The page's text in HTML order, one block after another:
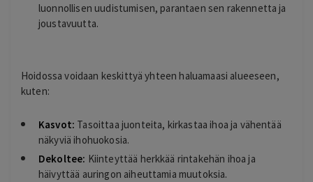
luonnollisen uudistumisen, parantaen sen rakennetta ja
joustavuutta.
Hoidossa voidaan keskittyä yhteen haluamaasi alueeseen,
kuten:
Kasvot: Tasoittaa juonteita, kirkastaa ihoa ja vähentää
näkyviä ihohuokosia.
Dekoltee: Kiinteyttää herkkää rintakehän ihoa ja
häivyttää auringon aiheuttamia muutoksia.